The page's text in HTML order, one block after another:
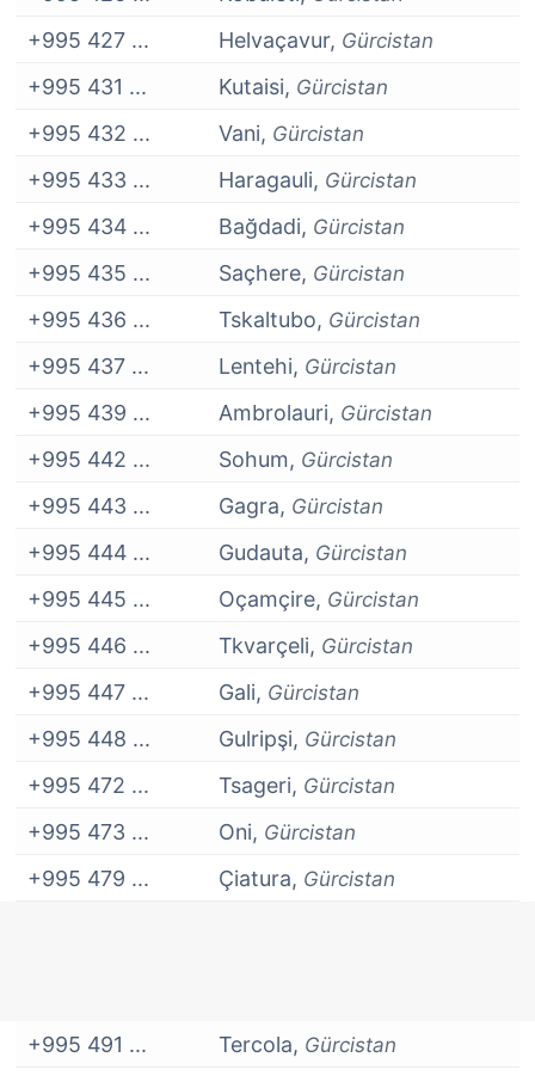
+995 427 ... Helvaçavur, Gürcistan
+995 431 ... Kutaisi, Gürcistan
+995 432 ... Vani, Gürcistan
+995 433 ... Haragauli, Gürcistan
+995 434 ... Bağdadi, Gürcistan
+995 435 ... Saçhere, Gürcistan
+995 436 ... Tskaltubo, Gürcistan
+995 437 ... Lentehi, Gürcistan
+995 439 ... Ambrolauri, Gürcistan
+995 442 ... Sohum, Gürcistan
+995 443 ... Gagra, Gürcistan
+995 444 ... Gudauta, Gürcistan
+995 445 ... Oçamçire, Gürcistan
+995 446 ... Tkvarçeli, Gürcistan
+995 447 ... Gali, Gürcistan
+995 448 ... Gulripşi, Gürcistan
+995 472 ... Tsageri, Gürcistan
+995 473 ... Oni, Gürcistan
+995 479 ... Çiatura, Gürcistan
+995 491 ... Tercola, Gürcistan